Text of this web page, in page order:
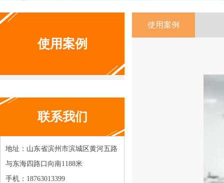
使用案例
联系我们
地址：山东省滨州市滨城区黄河五路
与东海四路口向南1188米
手机：18763013399
使用案例